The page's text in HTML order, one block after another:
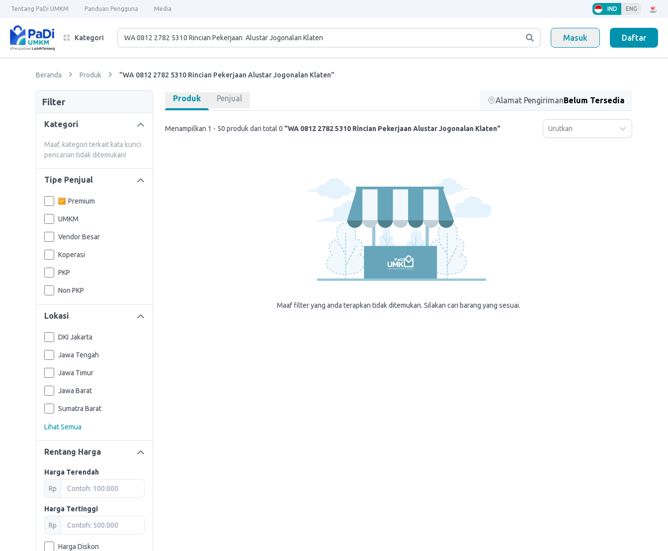
Tentang PaDi UMKM Panduan Pengguna Media IND ENG
Kategori Masuk Daftar
Beranda Produk "WA 0812 2782 5310 Rincian Pekerjaan Alustar Jogonalan Klaten"
Filter
Kategori
Maaf, kategori terkait kata kunci
pencarian tidak ditemukan!
Tipe Penjual
Premium
UMKM
Vendor Besar
Koperasi
PKP
Non PKP
Lokasi
DKI Jakarta
Jawa Tengah
Jawa Timur
Jawa Barat
Sumatra Barat
Lihat Semua
Rentang Harga
Harga Terendah
Rp
Harga Tertinggi
Rp
Harga Diskon
Produk Penjual Alamat PengirimanBelum Tersedia
Menampilkan 1 - 50 produk dari total 0 "WA 0812 2782 5310 Rincian Pekerjaan Alustar Jogonalan Klaten" Urutkan
Maaf filter yang anda terapkan tidak ditemukan. Silakan cari barang yang sesuai.